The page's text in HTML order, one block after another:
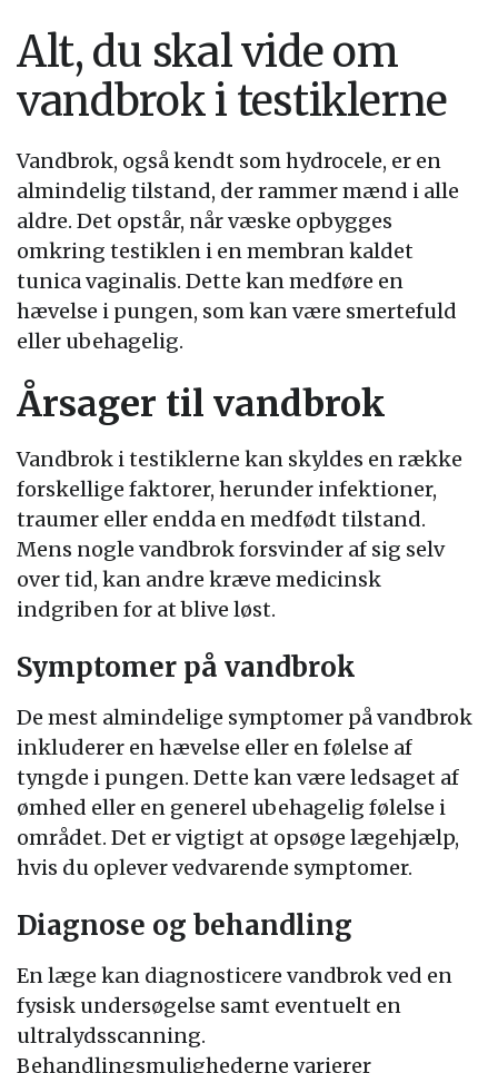
Alt, du skal vide om
vandbrok i testiklerne
Vandbrok, også kendt som hydrocele, er en
almindelig tilstand, der rammer mænd i alle
aldre. Det opstår, når væske opbygges
omkring testiklen i en membran kaldet
tunica vaginalis. Dette kan medføre en
hævelse i pungen, som kan være smertefuld
eller ubehagelig.
Årsager til vandbrok
Vandbrok i testiklerne kan skyldes en række
forskellige faktorer, herunder infektioner,
traumer eller endda en medfødt tilstand.
Mens nogle vandbrok forsvinder af sig selv
over tid, kan andre kræve medicinsk
indgriben for at blive løst.
Symptomer på vandbrok
De mest almindelige symptomer på vandbrok
inkluderer en hævelse eller en følelse af
tyngde i pungen. Dette kan være ledsaget af
ømhed eller en generel ubehagelig følelse i
området. Det er vigtigt at opsøge lægehjælp,
hvis du oplever vedvarende symptomer.
Diagnose og behandling
En læge kan diagnosticere vandbrok ved en
fysisk undersøgelse samt eventuelt en
ultralydsscanning.
Behandlingsmulighederne varierer